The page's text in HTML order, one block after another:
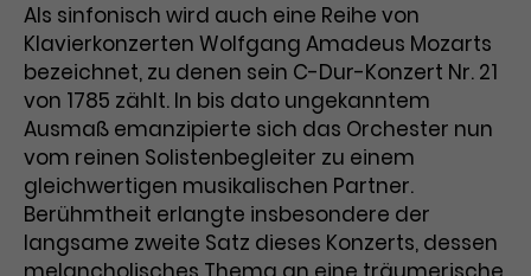
Anbieter Google / DoubleClick
Laufzeit 1 Jahr
Zweck
Dieses Cookie dient der Anzeige
personalisierter Werbung und
misst die Wirksamkeit von
Werbekampagnen über
verschiedene Websites hinweg.
Als sinfonisch wird auch eine Reihe von
Klavierkonzerten Wolfgang Amadeus Mozarts
bezeichnet, zu denen sein C-Dur-Konzert Nr. 21
von 1785 zählt. In bis dato ungekanntem
Ausmaß emanzipierte sich das Orchester nun
vom reinen Solistenbegleiter zu einem
gleichwertigen musikalischen Partner.
Berühmtheit erlangte insbesondere der
langsame zweite Satz dieses Konzerts, dessen